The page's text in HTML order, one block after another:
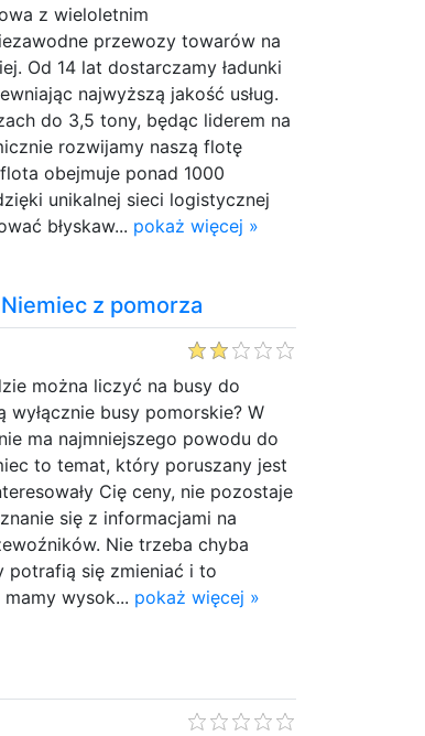
z wieloletnim
przewozy towarów na
Od 14 lat dostarczamy ładunki
najwyższą jakość usług.
do 3,5 tony, będąc liderem na
rozwijamy naszą flotę
obejmuje ponad 1000
unikalnej sieci logistycznej
błyskaw... pokaż więcej »
z pomorza
można liczyć na busy do
wyłącznie busy pomorskie? W
ma najmniejszego powodu do
to temat, który poruszany jest
Cię ceny, nie pozostaje
się z informacjami na
Nie trzeba chyba
potrafią się zmieniać i to
wysok... pokaż więcej »